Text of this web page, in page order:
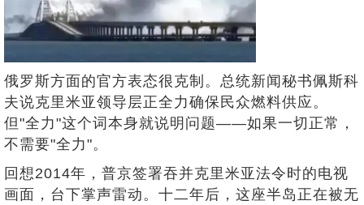
俄罗斯方面的官方表态很克制。总统新闻秘书佩斯科
夫说克里米亚领导层正全力确保民众燃料供应。
但"全力"这个词本身就说明问题——如果一切正常，
不需要"全力"。
回想2014年，普京签署吞并克里米亚法令时的电视
画面，台下掌声雷动。十二年后，这座半岛正在被无